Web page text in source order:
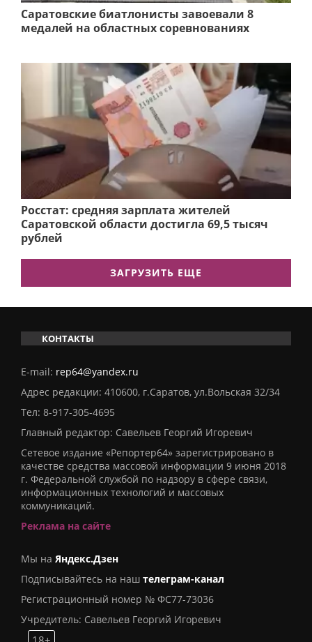
Саратовские биатлонисты завоевали 8
медалей на областных соревнованиях
Росстат: средняя зарплата жителей
Саратовской области достигла 69,5 тысяч
рублей
ЗАГРУЗИТЬ ЕЩЕ
КОНТАКТЫ
E-mail: rep64@yandex.ru
Адрес редакции: 410600, г.Саратов, ул.Вольская 32/34
Тел: 8-917-305-4695
Главный редактор: Савельев Георгий Игоревич
Сетевое издание «Репортер64» зарегистрировано в
качестве средства массовой информации 9 июня 2018
г. Федеральной службой по надзору в сфере связи,
информационных технологий и массовых
коммуникаций.
Реклама на сайте
Мы на Яндекс.Дзен
Подписывайтесь на наш телеграм-канал
Регистрационный номер № ФС77-73036
Учредитель: Савельев Георгий Игоревич